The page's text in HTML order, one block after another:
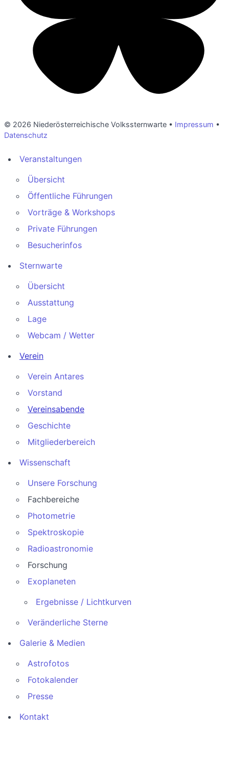
© 2026 Niederösterreichische Volkssternwarte • Impressum •
Datenschutz
Veranstaltungen
Übersicht
Öffentliche Führungen
Vorträge & Workshops
Private Führungen
Besucherinfos
Sternwarte
Übersicht
Ausstattung
Lage
Webcam / Wetter
Verein
Verein Antares
Vorstand
Vereinsabende
Geschichte
Mitgliederbereich
Wissenschaft
Unsere Forschung
Fachbereiche
Photometrie
Spektroskopie
Radioastronomie
Forschung
Exoplaneten
Ergebnisse / Lichtkurven
Veränderliche Sterne
Galerie & Medien
Astrofotos
Fotokalender
Presse
Kontakt